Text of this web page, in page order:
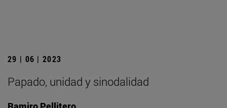
29 | 06 | 2023
Papado, unidad y sinodalidad